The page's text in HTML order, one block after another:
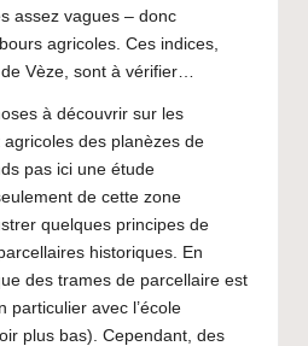
assez vagues – donc
agricoles. Ces indices,
Vèze, sont à vérifier…
à découvrir sur les
des planèzes de
pas ici une étude
de cette zone
quelques principes de
historiques. En
des trames de parcellaire est
particulier avec l’école
plus bas). Cependant, des